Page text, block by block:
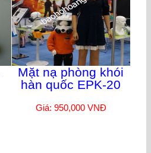
Mặt nạ phòng khói
hàn quốc EPK-20
Giá: 950,000 VNĐ